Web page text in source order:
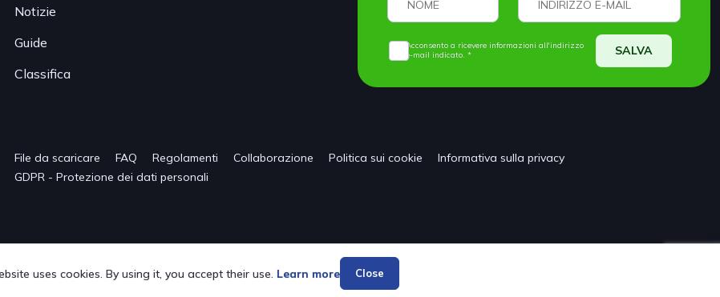
uses cookies. By using it, you accept their use. Learn more Close
Notizie
Guide
Classifica
Acconsento a ricevere informazioni all'indirizzo
e-mail indicato. *
SALVA
File da scaricare FAQ Regolamenti Collaborazione Politica sui cookie
Informativa sulla privacy
GDPR - Protezione dei dati personali